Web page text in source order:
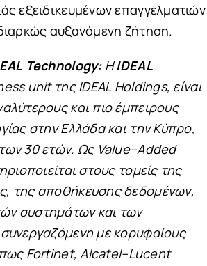
εξειδικευμένων επαγγελματιών
αυξανόμενη ζήτηση.
Technology: ΗIDEAL
unitτηςIDEAL Holdings, είναι
και πιο έμπειρους
στην Ελλάδα και την Κύπρο,
30 ετών. Ως Value–Added
στους τομείς της
της αποθήκευσης δεδομένων,
συστημάτων και των
με κορυφαίους
Fortinet, Alcatel–Lucent